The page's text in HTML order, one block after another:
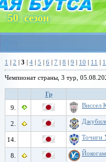
50 сезон
1 | 2 | 3 | 4 | 5 | 6 | 7 | 8 | 9 | 10 | 11 |
Чемпионат страны, 3 тур,
Гр
9.
Виссел
2.
14. Точиги
8.